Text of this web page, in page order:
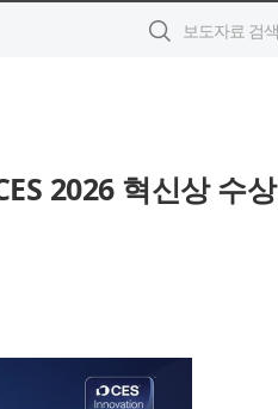
2026 혁신상 수상